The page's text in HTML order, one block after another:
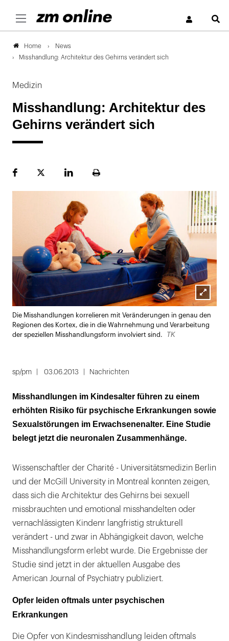
Home
News
Misshandlung: Architektur des Gehirns verändert sich
Medizin
Misshandlung: Architektur des
Gehirns verändert sich
FacebookPlattformLinekdInSeite
Lightbox
öffnen
Die Misshandlungen korrelieren mit Veränderungen in genau den
Regionen des Kortex, die in die Wahrnehmung und Verarbeitung
der speziellen Misshandlungsform involviert sind.
TK
sp/pm 03.06.2013 Nachrichten
Misshandlungen im Kindesalter führen zu einem
erhöhten Risiko für psychische Erkrankungen sowie
Sexualstörungen im Erwachsenenalter. Eine Studie
belegt jetzt die neuronalen Zusammenhänge.
Wissenschaftler der Charité - Universitätsmedizin Berlin
und der McGill University in Montreal konnten zeigen,
dass sich die Architektur des Gehirns bei sexuell
missbrauchten und emotional misshandelten oder
vernachlässigten Kindenr langfristig strukturell
verändert - und zwar in Abhängigkeit davon, welche
Misshandlungsform erlebt wurde. Die Ergebnisse der
Studie sind jetzt in der aktuellen Ausgabe des
American Journal of Psychiatry publiziert.
Opfer leiden oftmals unter psychischen
Erkrankungen
Die Opfer von Kindesmisshandlung leiden oftmals